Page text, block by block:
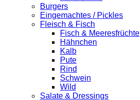
Burgers
Eingemachtes / Pickles
Fleisch & Fisch
Fisch & Meeresfrüchte
Hähnchen
Kalb
Pute
Rind
Schwein
Wild
Salate & Dressings